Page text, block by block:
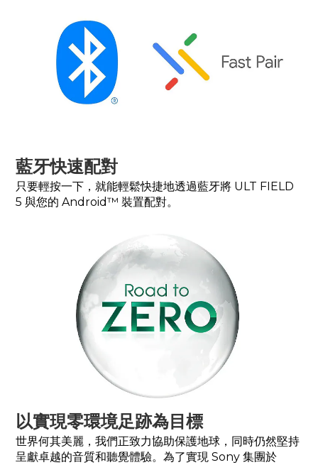
藍牙快速配對
只要輕按一下，就能輕鬆快捷地透過藍牙將 ULT FIELD
5 與您的 Android™ 裝置配對。
以實現零環境足跡為目標
世界何其美麗，我們正致力協助保護地球，同時仍然堅持
呈獻卓越的音質和聽覺體驗。為了實現 Sony 集團於